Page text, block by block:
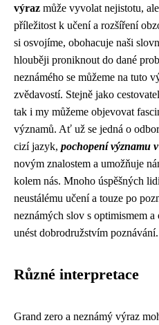
výraz může vyvolat nejistotu,
příležitost k učení a rozšíření
si osvojíme, obohacuje naši
hlouběji proniknout do dané
neznámého se můžeme na tuto
zvědavostí. Stejně jako
tak i my můžeme objevovat
významů. Ať už se jedná o
cizí jazyk, pochopení významu
novým znalostem a umožňuje
kolem nás. Mnoho úspěšných
neustálému učení a touze po
neznámých slov s optimismem
unést dobrodružstvím poznávání.
Různé interpretace
Grand zero a neznámý výraz